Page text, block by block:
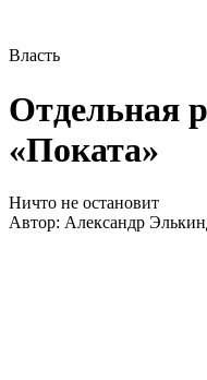
Власть
Отдельная
«Поката»
Ничто не остановит
Автор: Александр